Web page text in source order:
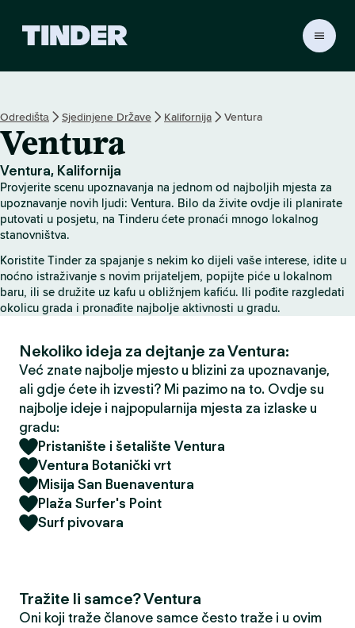
r
e
Odredištа Sjedinjene Države Kalifornija Ventura
Ventura
Ventura, Kalifornija
Provjerite scenu upoznavanja na jednom od najboljih mjesta za
upoznavanje novih ljudi: Ventura. Bilo da živite ovdje ili planirate
putovati u posjetu, na Tinderu ćete pronaći mnogo lokalnog
stanovništva.
Koristite Tinder za spajanje s nekim ko dijeli vaše interese, idite u
noćno istraživanje s novim prijateljem, popijte piće u lokalnom
baru, ili se družite uz kafu u obližnjem kafiću. Ili pođite razgledati
okolicu grada i pronađite najbolje aktivnosti u gradu.
Nekoliko ideja za dejtanje za Ventura:
Već znate najbolje mjesto u blizini za upoznavanje,
ali gdje ćete ih izvesti? Mi pazimo na to. Ovdje su
najbolje ideje i najpopularnija mjesta za izlaske u
gradu:
Pristanište i šetalište Ventura
Ventura Botanički vrt
Misija San Buenaventura
Plaža Surfer's Point
Surf pivovara
Tražite li samce? Ventura
Oni koji traže članove samce često traže i u ovim